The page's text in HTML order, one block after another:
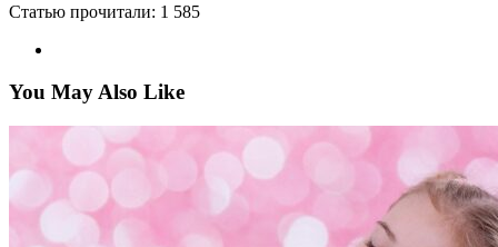
Статью прочитали: 1 585
You May Also Like